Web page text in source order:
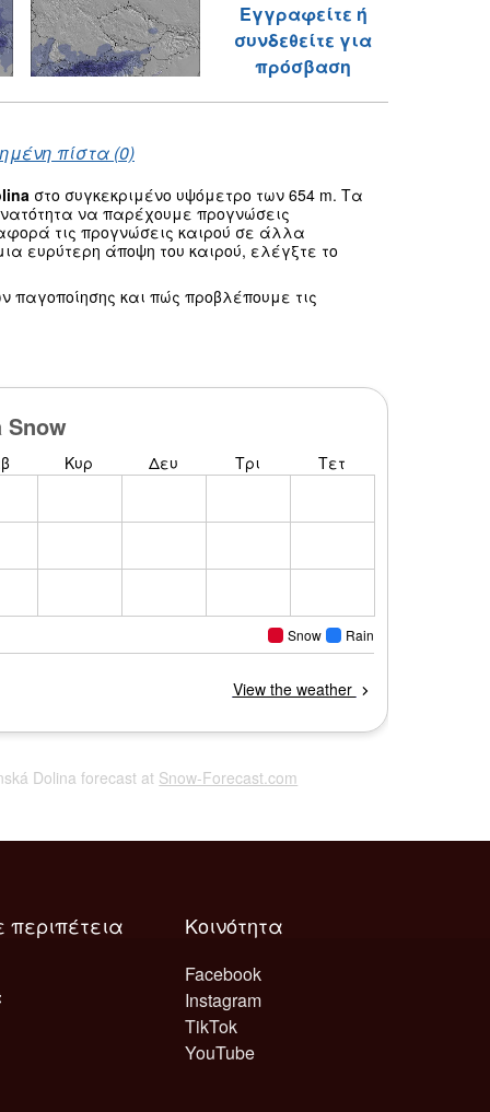
Εγγραφείτε ή
συνδεθείτε για
πρόσβαση
πίστα (0)
στο συγκεκριμένο υψόμετρο των 654 m. Τα
να παρέχουμε προγνώσεις
τις προγνώσεις καιρού σε άλλα
ευρύτερη άποψη του καιρού, ελέγξτε το
παγοποίησης και πώς προβλέπουμε τις
Dolina forecast at Snow-Forecast.com
Κοινότητα
Facebook
Instagram
TikTok
YouTube